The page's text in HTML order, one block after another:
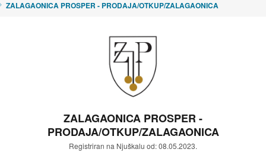
ZALAGAONICA PROSPER - PRODAJA/OTKUP/ZALAGAONICA
ZALAGAONICA PROSPER -
PRODAJA/OTKUP/ZALAGAONICA
Registriran na Njuškalu od: 08.05.2023.